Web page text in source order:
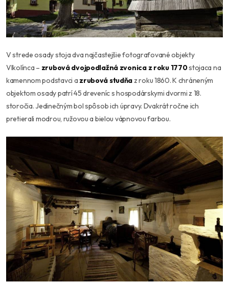
V strede osady stoja dva najčastejšie fotografované objekty
Vlkolínca – zrubová dvojpodlažná zvonica z roku 1770stojaca na
kamennom podstavci a zrubová studňaz roku 1860. K chráneným
objektom osady patrí 45 dreveníc s hospodárskymi dvormi z 18.
storočia. Jedinečným bol spôsob ich úpravy. Dvakrát ročne ich
pretierali modrou, ružovou a bielou vápnovou farbou.